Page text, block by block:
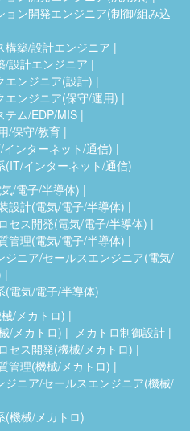
ョン開発エンジニア(制御/組み込
構築/設計エンジニア
/設計エンジニア
エンジニア(設計)
エンジニア(保守/運用)
テム/EDP/MIS
/保守/教育
ンターネット/通信)
(IT/インターネット/通信)
/電子/半導体)
設計(電気/電子/半導体)
セス開発(電気/電子/半導体)
管理(電気/電子/半導体)
ジニア/セールスエンジニア(電気/
(電気/電子/半導体)
/メカトロ)
/メカトロ)
メカトロ制御設計
セス開発(機械/メカトロ)
管理(機械/メカトロ)
ジニア/セールスエンジニア(機械/
(機械/メカトロ)